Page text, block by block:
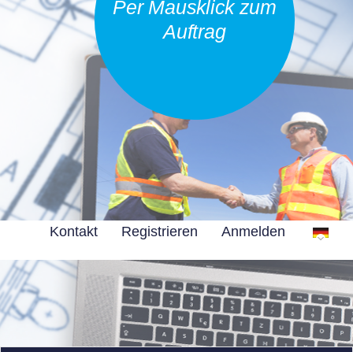
Per Mausklick zum
Auftrag
Kontakt Registrieren Anmelden